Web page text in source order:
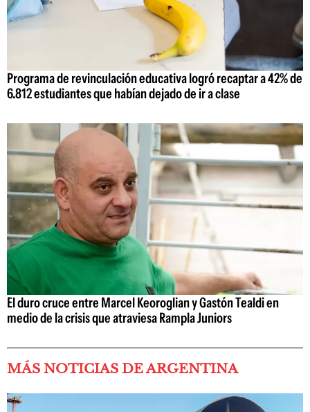
Programa de revinculación educativa logró recaptar a 42% de
6.812 estudiantes que habían dejado de ir a clase
El duro cruce entre Marcel Keoroglian y Gastón Tealdi en
medio de la crisis que atraviesa Rampla Juniors
MÁS NOTICIAS DE ARGENTINA